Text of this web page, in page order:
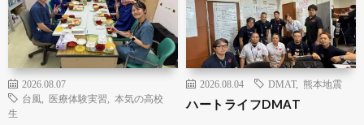
2026.08.07
台風
医療体験実習
本気の高校
生
2026.08.04 DMAT, 熊本地震
ハートライフDMAT